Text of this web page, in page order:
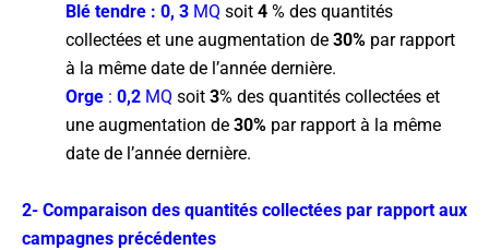
Blé tendre : 0, 3 MQ soit 4 % des quantités
collectées et une augmentation de 30% par rapport
à la même date de l’année dernière.
Orge : 0,2 MQ soit 3% des quantités collectées et
une augmentation de 30% par rapport à la même
date de l’année dernière.
2- Comparaison des quantités collectées par rapport aux
campagnes précédentes